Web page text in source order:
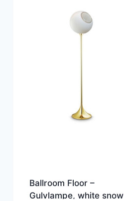
Ballroom Floor –
Gulvlampe, white snow